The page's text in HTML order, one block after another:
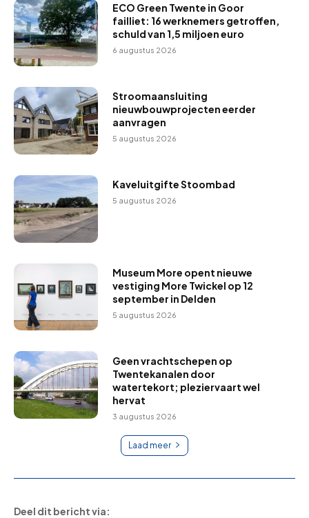
ECO Green Twente in Goor
failliet: 16 werknemers getroffen,
schuld van 1,5 miljoen euro
6 augustus 2026
Stroomaansluiting
nieuwbouwprojecten eerder
aanvragen
5 augustus 2026
Kaveluitgifte Stoombad
5 augustus 2026
Museum More opent nieuwe
vestiging More Twickel op 12
september in Delden
5 augustus 2026
Geen vrachtschepen op
Twentekanalen door
watertekort; pleziervaart wel
hervat
3 augustus 2026
Laad meer
Deel dit bericht via: